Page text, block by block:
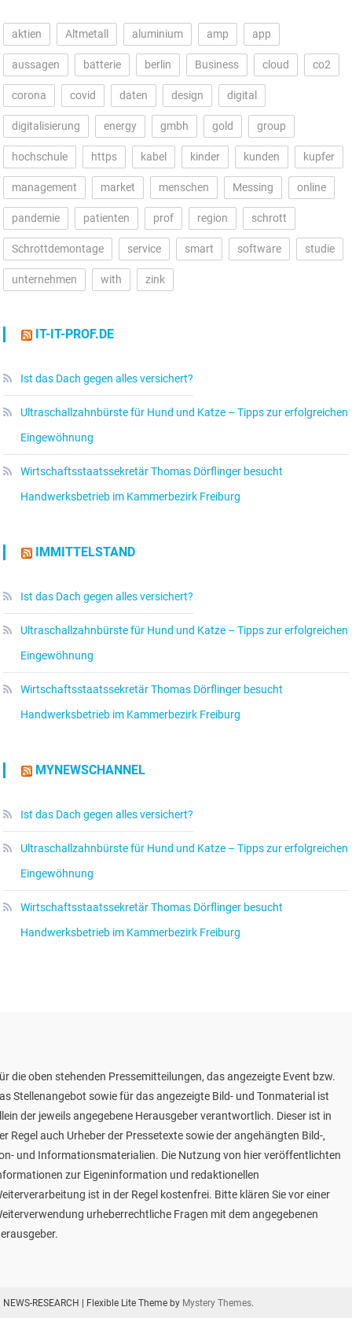
aktien Altmetall aluminium amp app
aussagen batterie berlin Business cloud co2
corona covid daten design digital
digitalisierung energy gmbh gold group
hochschule https kabel kinder kunden kupfer
management market menschen Messing online
pandemie patienten prof region schrott
Schrottdemontage service smart software studie
unternehmen with zink
IT-IT-PROF.DE
Ist das Dach gegen alles versichert?
Ultraschallzahnbürste für Hund und Katze – Tipps zur erfolgreichen
Eingewöhnung
Wirtschaftsstaatssekretär Thomas Dörflinger besucht
Handwerksbetrieb im Kammerbezirk Freiburg
IMMITTELSTAND
Ist das Dach gegen alles versichert?
Ultraschallzahnbürste für Hund und Katze – Tipps zur erfolgreichen
Eingewöhnung
Wirtschaftsstaatssekretär Thomas Dörflinger besucht
Handwerksbetrieb im Kammerbezirk Freiburg
MYNEWSCHANNEL
Ist das Dach gegen alles versichert?
Ultraschallzahnbürste für Hund und Katze – Tipps zur erfolgreichen
Eingewöhnung
Wirtschaftsstaatssekretär Thomas Dörflinger besucht
Handwerksbetrieb im Kammerbezirk Freiburg
die oben stehenden Pressemitteilungen, das angezeigte Event bzw.
Stellenangebot sowie für das angezeigte Bild- und Tonmaterial ist
der jeweils angegebene Herausgeber verantwortlich. Dieser ist in
Regel auch Urheber der Pressetexte sowie der angehängten Bild-,
und Informationsmaterialien. Die Nutzung von hier veröffentlichten
zur Eigeninformation und redaktionellen
ist in der Regel kostenfrei. Bitte klären Sie vor einer
urheberrechtliche Fragen mit dem angegebenen
NEWS-RESEARCH Flexible Lite Theme by Mystery Themes.